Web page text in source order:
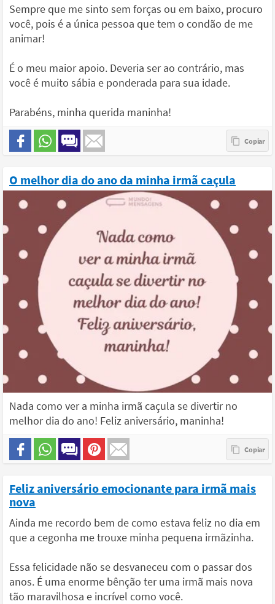
Sempre que me sinto sem forças ou em baixo, procuro
você, pois é a única pessoa que tem o condão de me
animar!
É o meu maior apoio. Deveria ser ao contrário, mas
você é muito sábia e ponderada para sua idade.
Parabéns, minha querida maninha!
O melhor dia do ano da minha irmã caçula
Nada como ver a minha irmã caçula se divertir no
melhor dia do ano! Feliz aniversário, maninha!
Feliz aniversário emocionante para irmã mais
nova
Ainda me recordo bem de como estava feliz no dia em
que a cegonha me trouxe minha pequena irmãzinha.
Essa felicidade não se desvaneceu com o passar dos
anos. É uma enorme bênção ter uma irmã mais nova
tão maravilhosa e incrível como você.